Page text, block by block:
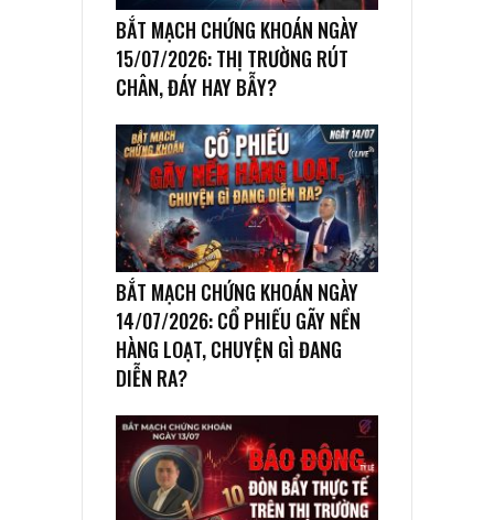
BẮT MẠCH CHỨNG KHOÁN NGÀY
15/07/2026: THỊ TRƯỜNG RÚT
CHÂN, ĐÁY HAY BẪY?
BẮT MẠCH CHỨNG KHOÁN NGÀY
14/07/2026: CỔ PHIẾU GÃY NỀN
HÀNG LOẠT, CHUYỆN GÌ ĐANG
DIỄN RA?